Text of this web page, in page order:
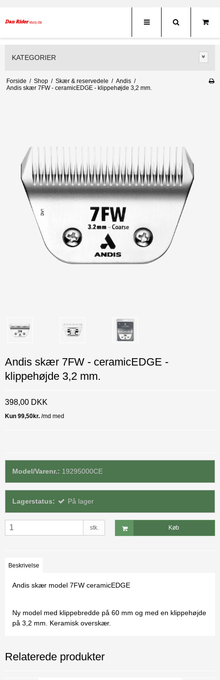
KATEGORIER
Forside / Shop / Skær & reservedele / Andis /
Andis skær 7FW - ceramicEDGE - klippehøjde 3,2 mm.
Andis skær 7FW - ceramicEDGE -
klippehøjde 3,2 mm.
398,00 DKK
Model/Varenr.: 19295000CE
Lagerstatus: På lager
stk. Køb
Beskrivelse
Andis skær model 7FW ceramicEDGE
Ny model med klippebredde på 60 mm og med en klippehøjde
på 3,2 mm. Keramisk overskær.
Relaterede produkter